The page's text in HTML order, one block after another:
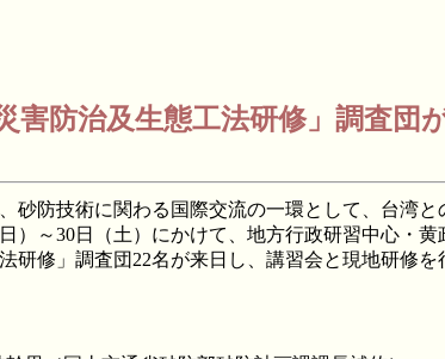
害防治及生態工法研修」調査団
砂防技術に関わる国際交流の一環として、台湾と
）～30日（土）にかけて、地方行政研習中心・
研修」調査団22名が来日し、講習会と現地研修